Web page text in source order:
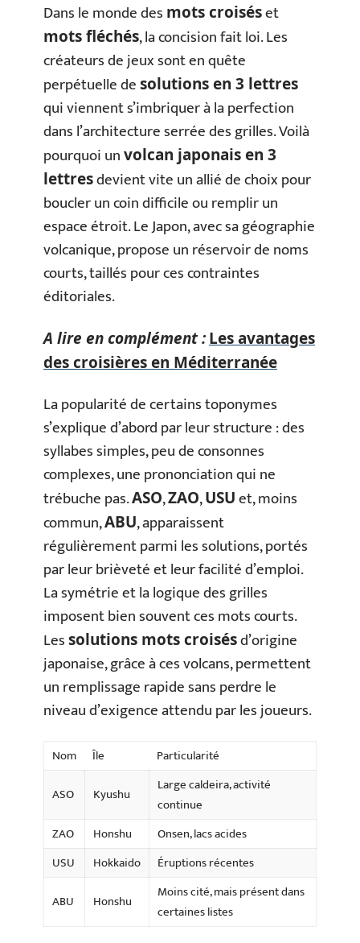
Dans le monde des mots croiséset
mots fléchés, la concision fait loi. Les
créateurs de jeux sont en quête
perpétuelle desolutions en 3 lettres
qui viennent s’imbriquer à la perfection
dans l’architecture serrée des grilles. Voilà
pourquoi unvolcan japonais en 3
lettresdevient vite un allié de choix pour
boucler un coin difficile ou remplir un
espace étroit. Le Japon, avec sa géographie
volcanique, propose un réservoir de noms
courts, taillés pour ces contraintes
éditoriales.
A lire en complément :Les avantages
des croisières en Méditerranée
La popularité de certains toponymes
s’explique d’abord par leur structure : des
syllabes simples, peu de consonnes
complexes, une prononciation qui ne
trébuche pas.ASO,ZAO,USUet, moins
commun,ABU, apparaissent
régulièrement parmi les solutions, portés
par leur brièveté et leur facilité d’emploi.
La symétrie et la logique des grilles
imposent bien souvent ces mots courts.
Lessolutions mots croisésd’origine
japonaise, grâce à ces volcans, permettent
un remplissage rapide sans perdre le
niveau d’exigence attendu par les joueurs.
Nom Île
Particularité
ASO
Kyushu
Large caldeira, activité
continue
ZAO
Honshu
Onsen, lacs acides
USU
Hokkaido
Éruptions récentes
ABU
Honshu
Moins cité, mais présent dans
certaines listes